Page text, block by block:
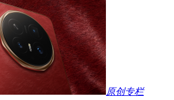
原创专栏